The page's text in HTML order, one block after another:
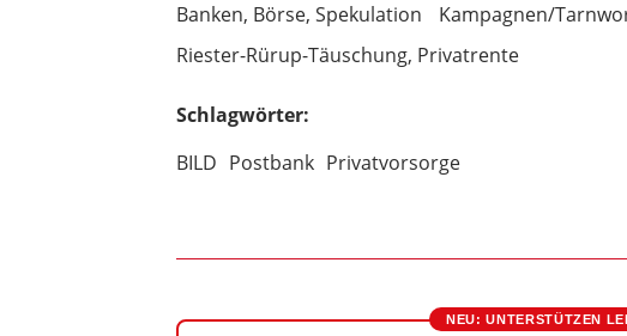
Banken, Börse, Spekulation
Kampagnen/
Riester-Rürup-Täuschung, Privatrente
Schlagwörter:
BILD Postbank Privatvorsorge
NEU: UNTERSTÜTZEN